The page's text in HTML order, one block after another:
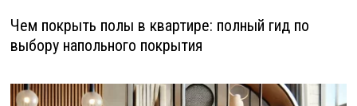
Чем покрыть полы в квартире: полный гид по
выбору напольного покрытия